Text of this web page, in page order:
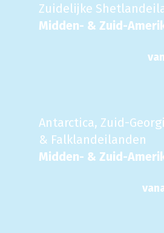
Zuidelijke
Midden- & Zuid-
Antarctica, Zuid-
& Falklandeilanden
Midden- & Zuid-